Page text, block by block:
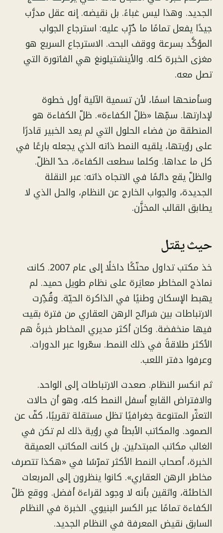
الجديد. وهذا ليس غباءً. بل نقيضه. إنه عقل مدرَّب
جيدًا يفعل تمامًا ما دُرِّب عليه: استرجاع الجواب
المؤكَّد بسرعة ووقف البحث. الاسترجاع السريع هو
مغزى الخبرة كله. والأينشتيلونغ هي الفاتورة التي
تصل معه.
وسأمنحها اسمًا، لأن تسمية الآلية أول خطوة
لإدارتها. سمِّها «ظلّ الكفاءة». ظلّ الكفاءة هو
المنطقة من فضاء الحلول التي لم يعد الخبير قادرًا
على رؤيتها، يلقيه النمط ذاته الذي يجعله بارعًا في
كل ما عداها. وكلما سطعت الكفاءة، حدّ الظلّ.
والظلّ يقع دائمًا في الاتجاه ذاته: عبر النقلة
الجديدة، والجواب الخارج عن النظام، والحل الذي لا
يطابق القالب المخزَّن.
حيث يقتل
خذ مكتب تداول محنّكًا داخلًا إلى عام 2007. كانت
نماذج المخاطر معايَرة على نظام طويل حميد. لم
يهبط الإسكان وطنيًا في الذاكرة الحيّة. وقُدِّرت
الارتباطات بين شرائح الرهن العقاري من فترة بقيت
فيها منخفضة. وكان أكثر مديري المخاطر خبرةً هم
الأكثر طلاقةً في ذلك النمط. سعّروا عبر الدورات.
وعرفوا دفتر اللعب.
ثم انكسر النظام. صعدت الارتباطات إلى الواحد.
والافتراض القابع أسفل النمط كله، وهو أن حالات
التعثّر المتنوعة جغرافيًا تظل مستقلة تقريبًا، كفّ عن
الصمود. والمكاتب الأبطأ في رؤية ذلك لم تكن في
الغالب مكاتب المبتدئين. بل كانت المكاتب العميقة
الخبرة، أصحاب النمط الأكثر تمرّسًا في «هكذا تتصرف
مخاطر الرهن العقاري». كانوا ينظرون إلى المربعات
الخاطئة، واثقين بأنه لا وجود لقراءة أفضل. ووقع ظلّ
الكفاءة تمامًا عبر الكسر البنيوي. الخبرة في النظام
السابق نقيض المعرفة في النظام الجديد.